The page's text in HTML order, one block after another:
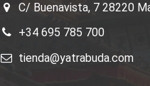
C/ Buenavista, 7 28220
+34 695 785 700
tienda@yatrabuda.com